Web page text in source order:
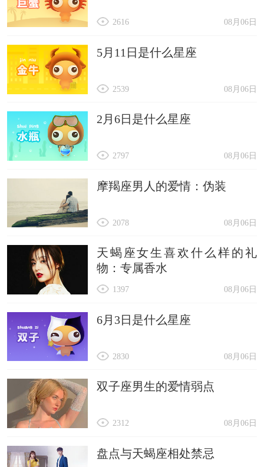
08月06日
2616
5月11日是什么星座
08月06日
2539
2月6日是什么星座
08月06日
2797
摩羯座男人的爱情：伪装
08月06日
2078
天蝎座女生喜欢什么样的礼
物：专属香水
08月06日
1397
6月3日是什么星座
08月06日
2830
双子座男生的爱情弱点
08月06日
2312
盘点与天蝎座相处禁忌